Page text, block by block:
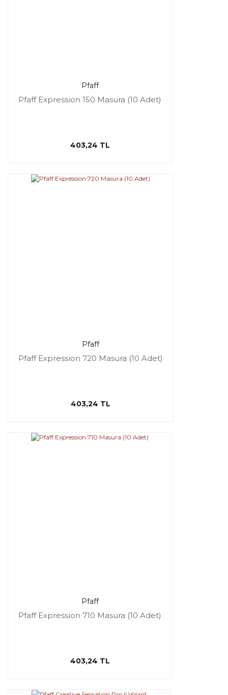
Pfaff
Pfaff Expression 150 Masura (10 Adet)
403,24 TL
Pfaff
Pfaff Expression 720 Masura (10 Adet)
403,24 TL
Pfaff
Pfaff Expression 710 Masura (10 Adet)
403,24 TL